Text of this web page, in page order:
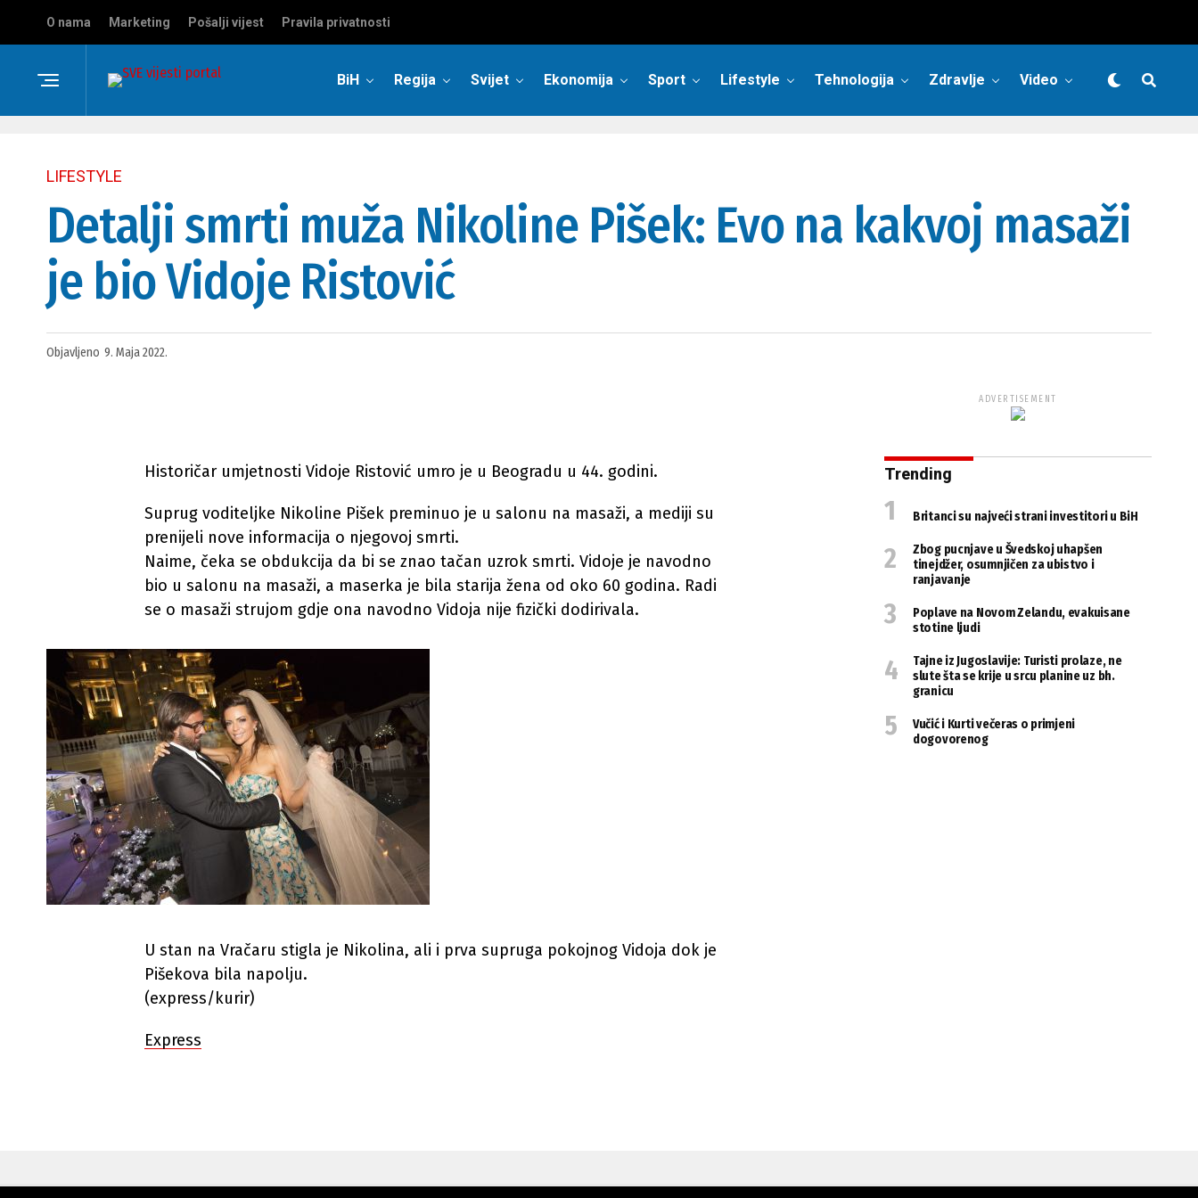
O nama Marketing Pošalji vijest Pravila privatnosti
BiH Regija Svijet Ekonomija Sport Lifestyle Tehnologija Zdravlje Video
LIFESTYLE
Detalji smrti muža Nikoline Pišek: Evo na kakvoj masaži
je bio Vidoje Ristović
Objavljeno 9. Maja 2022.
Historičar umjetnosti Vidoje Ristović umro je u Beogradu u 44. godini.
Suprug voditeljke Nikoline Pišek preminuo je u salonu na masaži, a mediji su
prenijeli nove informacija o njegovoj smrti.
Naime, čeka se obdukcija da bi se znao tačan uzrok smrti. Vidoje je navodno
bio u salonu na masaži, a maserka je bila starija žena od oko 60 godina. Radi
se o masaži strujom gdje ona navodno Vidoja nije fizički dodirivala.
U stan na Vračaru stigla je Nikolina, ali i prva supruga pokojnog Vidoja dok je
Pišekova bila napolju.
(express/kurir)
Express
ADVERTISEMENT
Trending
Britanci su najveći strani investitori u BiH
Zbog pucnjave u Švedskoj uhapšen
tinejdžer, osumnjičen za ubistvo i
ranjavanje
Poplave na Novom Zelandu, evakuisane
stotine ljudi
Tajne iz Jugoslavije: Turisti prolaze, ne
slute šta se krije u srcu planine uz bh.
granicu
Vučić i Kurti večeras o primjeni
dogovorenog